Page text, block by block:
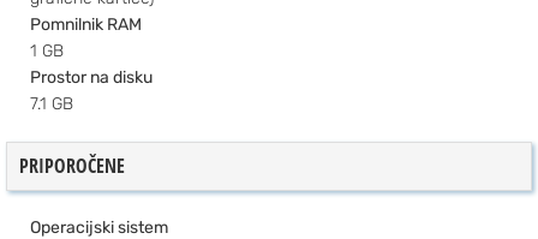
Pomnilnik RAM
1 GB
Prostor na disku
7.1 GB
PRIPOROČENE
Operacijski sistem